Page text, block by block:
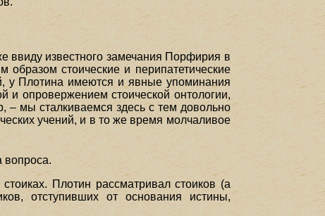
ввиду известного замечания Порфирия в
стоические и перипатетические
у Плотина имеются и явные упоминания
и опровержением стоической онтологии,
– мы сталкиваемся здесь с тем довольно
учений, и в то же время молчаливое
вопроса.
Плотин рассматривал стоиков (а
отступивших от основания истины,